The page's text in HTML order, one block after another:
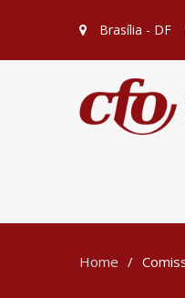
Brasília - DF
Home